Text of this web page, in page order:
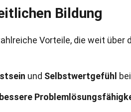
Bildung
Vorteile, die weit über
und Selbstwertgefühl
bessere